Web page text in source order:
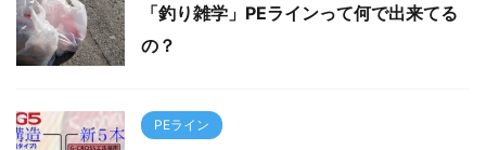
「釣り雑学」PEラインって何で出来てる
の？
PEライン